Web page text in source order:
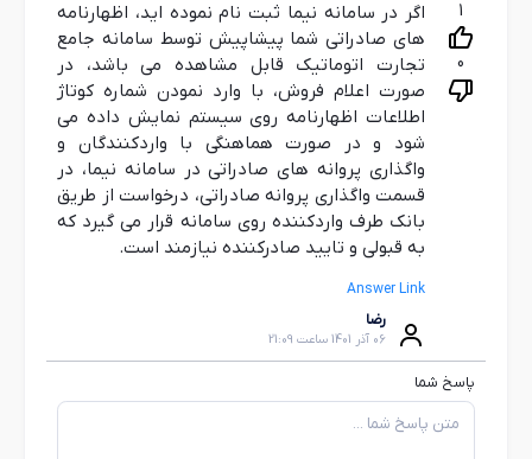
1
0
اگر در سامانه نیما ثبت نام نموده اید، اظهارنامه
های صادراتی شما پیشاپیش توسط سامانه جامع
تجارت اتوماتیک قابل مشاهده می باشد، در
صورت اعلام فروش، با وارد نمودن شماره کوتاژ
اطلاعات اظهارنامه روی سیستم نمایش داده می
شود و در صورت هماهنگی با واردکنندگان و
واگذاری پروانه های صادراتی در سامانه نیما، در
قسمت واگذاری پروانه صادراتی، درخواست از طریق
بانک طرف واردکننده روی سامانه قرار می گیرد که
به قبولی و تایید صادرکننده نیازمند است.
Answer Link
رضا
06 آذر 1401 ساعت 21:09
پاسخ شما